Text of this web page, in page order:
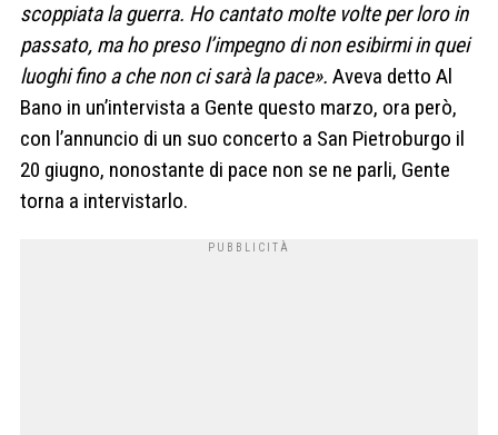
scoppiata la guerra. Ho cantato molte volte per loro in
passato, ma ho preso l’impegno di non esibirmi in quei
luoghi fino a che non ci sarà la pace». Aveva detto Al
Bano in un’intervista a Gente questo marzo, ora però,
con l’annuncio di un suo concerto a San Pietroburgo il
20 giugno, nonostante di pace non se ne parli, Gente
torna a intervistarlo.